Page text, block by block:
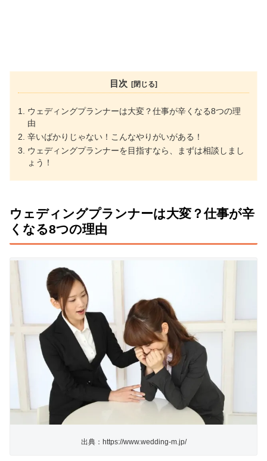
目次
ウェディングプランナーは大変？仕事が辛くなる8つの理
由
辛いばかりじゃない！こんなやりがいがある！
ウェディングプランナーを目指すなら、まずは相談しまし
ょう！
ウェディングプランナーは大変？仕事が辛
くなる8つの理由
出典：https://www.wedding-m.jp/